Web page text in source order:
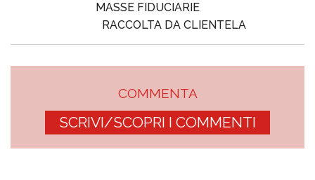
MASSE FIDUCIARIE
RACCOLTA DA CLIENTELA
COMMENTA
SCRIVI/SCOPRI I COMMENTI